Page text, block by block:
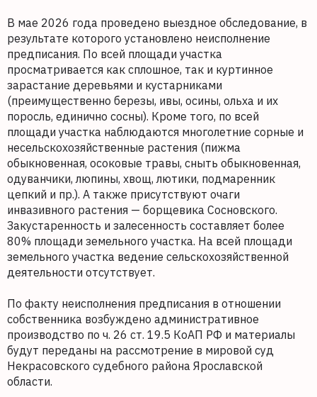
В мае 2026 года проведено выездное обследование, в
результате которого установлено неисполнение
предписания. По всей площади участка
просматривается как сплошное, так и куртинное
зарастание деревьями и кустарниками
(преимущественно березы, ивы, осины, ольха и их
поросль, единично сосны). Кроме того, по всей
площади участка наблюдаются многолетние сорные и
несельскохозяйственные растения (пижма
обыкновенная, осоковые травы, сныть обыкновенная,
одуванчики, люпины, хвощ, лютики, подмаренник
цепкий и пр.). А также присутствуют очаги
инвазивного растения — борщевика Сосновского.
Закустаренность и залесенность составляет более
80% площади земельного участка. На всей площади
земельного участка ведение сельскохозяйственной
деятельности отсутствует.
По факту неисполнения предписания в отношении
собственника возбуждено административное
производство по ч. 26 ст. 19.5 КоАП РФ и материалы
будут переданы на рассмотрение в мировой суд
Некрасовского судебного района Ярославской
области.